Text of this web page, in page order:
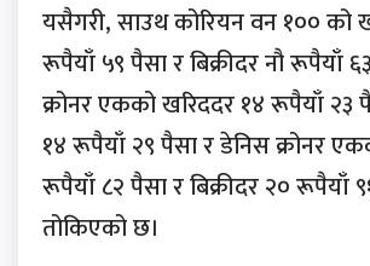
यसैगरी, साउथ कोरियन वन १०० को
रूपैयाँ ५९ पैसा र बिक्रीदर नौ रूपैयाँ
क्रोनर एकको खरिददर १४ रूपैयाँ २३
१४ रूपैयाँ २९ पैसा र डेनिस क्रोनर
रूपैयाँ ८२ पैसा र बिक्रीदर २० रूपैयाँ
तोकिएको छ।